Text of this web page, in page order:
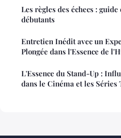
Les règles des échecs :
débutants
Entretien Inédit avec un
Plongée dans l'Essence de
L'Essence du Stand-Up :
dans le Cinéma et les Séries